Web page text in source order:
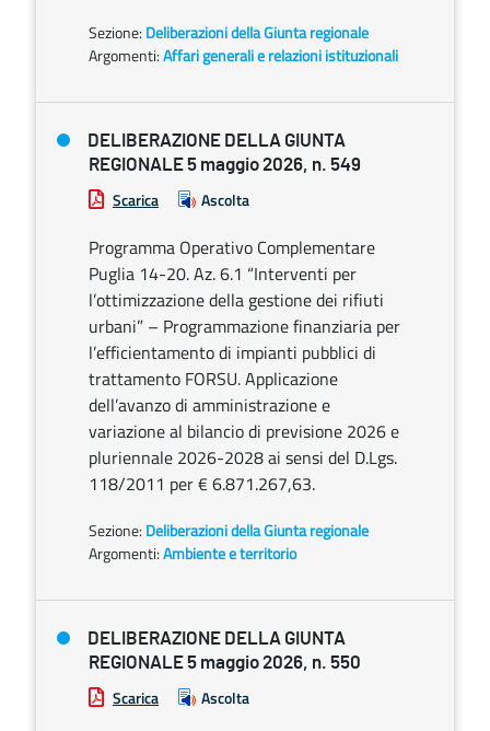
Sezione: Deliberazioni della Giunta regionale
Argomenti:Affari generali e relazioni istituzionali
DELIBERAZIONE DELLA GIUNTA
REGIONALE 5 maggio 2026, n. 549
Scarica Ascolta
Programma Operativo Complementare
Puglia 14-20. Az. 6.1 “Interventi per
l’ottimizzazione della gestione dei rifiuti
urbani” – Programmazione finanziaria per
l’efficientamento di impianti pubblici di
trattamento FORSU. Applicazione
dell’avanzo di amministrazione e
variazione al bilancio di previsione 2026 e
pluriennale 2026-2028 ai sensi del D.Lgs.
118/2011 per € 6.871.267,63.
Sezione: Deliberazioni della Giunta regionale
Argomenti:Ambiente e territorio
DELIBERAZIONE DELLA GIUNTA
REGIONALE 5 maggio 2026, n. 550
Scarica Ascolta